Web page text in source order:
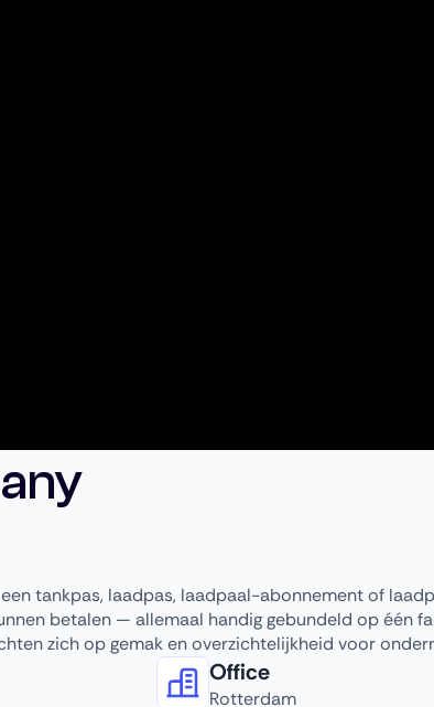
tankpas, laadpas, laadpaal-abonnement of
betalen — allemaal handig gebundeld op één
zich op gemak en overzichtelijkheid voor
Office
Rotterdam